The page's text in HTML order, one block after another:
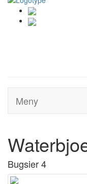
Meny
Bugsier 4